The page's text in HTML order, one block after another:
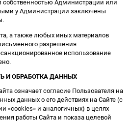
собственностью Администрации или
у Администрации заключены
а также любых иных материалов
разрешения
использование
И ОБРАБОТКА ДАННЫХ
означает согласие Пользователя на
данных о его действиях на Сайте (с
«cookies» и аналогичных) в целях
работы Сайта и показа целевой